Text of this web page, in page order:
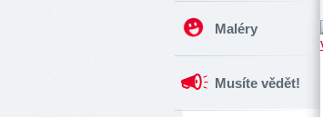
Maléry
Musíte vědět!